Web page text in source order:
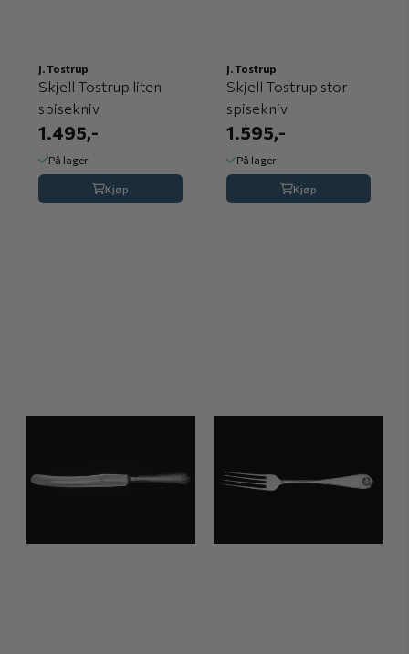
J. Tostrup
Skjell Tostrup liten
spisekniv
1.495,-
På lager
Kjøp
J. Tostrup
Skjell Tostrup stor
spisekniv
1.595,-
På lager
Kjøp